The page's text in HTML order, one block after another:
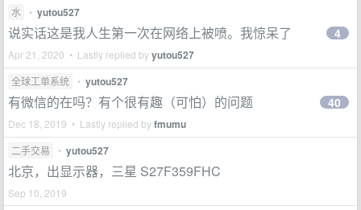
水 • yutou527
说实话这是我人生第一次在网络上被喷。我惊呆了
Apr 21, 2020 • Lastly replied byyutou527
4
全球工单系统 • yutou527
有微信的在吗？有个很有趣（可怕）的问题
Dec 18, 2019 • Lastly replied byfmumu
40
二手交易 • yutou527
北京，出显示器，三星 S27F359FHC
Sep 10, 2019